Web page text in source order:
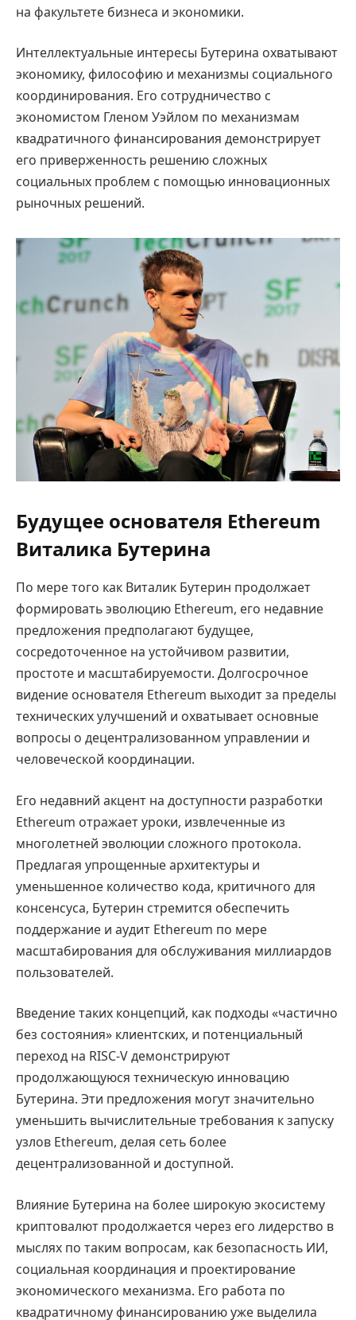
на факультете бизнеса и экономики.
Интеллектуальные интересы Бутерина охватывают
экономику, философию и механизмы социального
координирования. Его сотрудничество с
экономистом Гленом Уэйлом по механизмам
квадратичного финансирования демонстрирует
его приверженность решению сложных
социальных проблем с помощью инновационных
рыночных решений.
Будущее основателя Ethereum
Виталика Бутерина
По мере того как Виталик Бутерин продолжает
формировать эволюцию Ethereum, его недавние
предложения предполагают будущее,
сосредоточенное на устойчивом развитии,
простоте и масштабируемости. Долгосрочное
видение основателя Ethereum выходит за пределы
технических улучшений и охватывает основные
вопросы о децентрализованном управлении и
человеческой координации.
Его недавний акцент на доступности разработки
Ethereum отражает уроки, извлеченные из
многолетней эволюции сложного протокола.
Предлагая упрощенные архитектуры и
уменьшенное количество кода, критичного для
консенсуса, Бутерин стремится обеспечить
поддержание и аудит Ethereum по мере
масштабирования для обслуживания миллиардов
пользователей.
Введение таких концепций, как подходы «частично
без состояния» клиентских, и потенциальный
переход на RISC-V демонстрируют
продолжающуюся техническую инновацию
Бутерина. Эти предложения могут значительно
уменьшить вычислительные требования к запуску
узлов Ethereum, делая сеть более
децентрализованной и доступной.
Влияние Бутерина на более широкую экосистему
криптовалют продолжается через его лидерство в
мыслях по таким вопросам, как безопасность ИИ,
социальная координация и проектирование
экономического механизма. Его работа по
квадратичному финансированию уже выделила